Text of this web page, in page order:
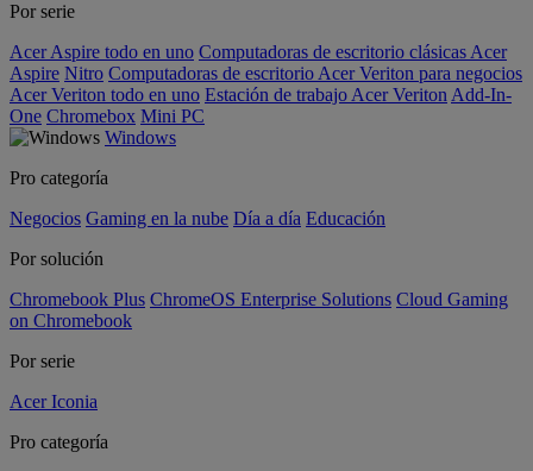
Por serie
Acer Aspire todo en uno Computadoras de escritorio clásicas Acer
Aspire Nitro Computadoras de escritorio Acer Veriton para negocios
Acer Veriton todo en uno Estación de trabajo Acer Veriton Add-In-
One Chromebox Mini PC
Windows
Pro categoría
Negocios Gaming en la nube Día a día Educación
Por solución
Chromebook Plus ChromeOS Enterprise Solutions Cloud Gaming
on Chromebook
Por serie
Acer Iconia
Pro categoría